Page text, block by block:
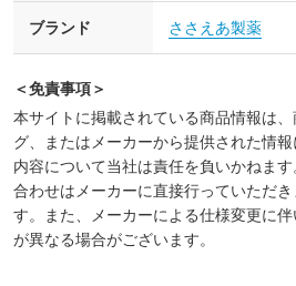
ブランド ささえあ製薬
＜免責事項＞
本サイトに掲載されている商品情報は
グ、またはメーカーから提供された情
内容について当社は責任を負いかねま
合わせはメーカーに直接行っていただ
す。また、メーカーによる仕様変更に
が異なる場合がございます。